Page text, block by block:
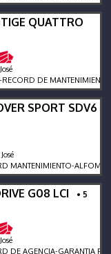
QUATTRO
DE MANTENIMIENTO-
SPORT SDV6
ALFOMBRAS
G08 LCI
• 5
AGENCIA-GARANTIA